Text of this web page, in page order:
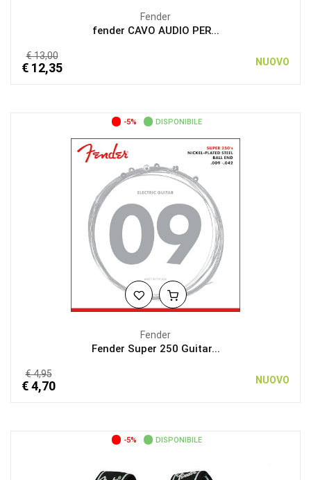
Fender
fender CAVO AUDIO PER...
€ 13,00
€ 12,35 NUOVO
-5% DISPONIBILE
Fender
Fender Super 250 Guitar...
€ 4,95
€ 4,70 NUOVO
-5% DISPONIBILE